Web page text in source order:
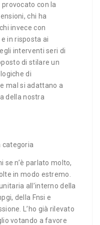
provocato con la
chi ha
invece con
in risposta ai
interventi seri di
di stilare un
di
mal si adattano a
della nostra
categoria
se n’è parlato molto,
in modo estremo.
all’interno della
della Fnsi e
L’ho già rilevato
votando a favore